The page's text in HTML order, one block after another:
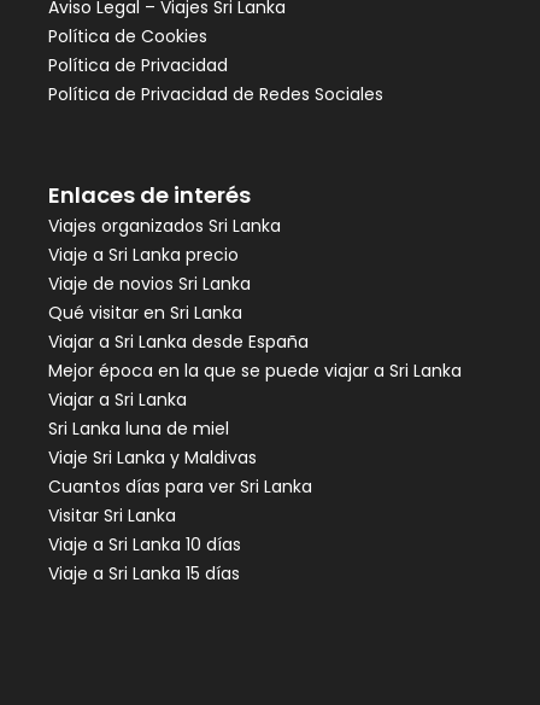
Aviso Legal – Viajes Sri Lanka
Política de Cookies
Política de Privacidad
Política de Privacidad de Redes Sociales
Enlaces de interés
Viajes organizados Sri Lanka
Viaje a Sri Lanka precio
Viaje de novios Sri Lanka
Qué visitar en Sri Lanka
Viajar a Sri Lanka desde España
Mejor época en la que se puede viajar a Sri Lanka
Viajar a Sri Lanka
Sri Lanka luna de miel
Viaje Sri Lanka y Maldivas
Cuantos días para ver Sri Lanka
Visitar Sri Lanka
Viaje a Sri Lanka 10 días
Viaje a Sri Lanka 15 días